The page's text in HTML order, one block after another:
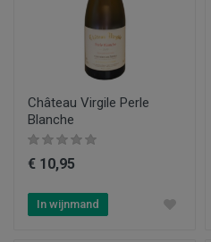
Château Virgile Perle
Blanche
€ 10,95
In wijnmand